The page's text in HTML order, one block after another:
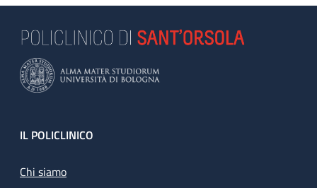
Footer
IL POLICLINICO
Chi siamo